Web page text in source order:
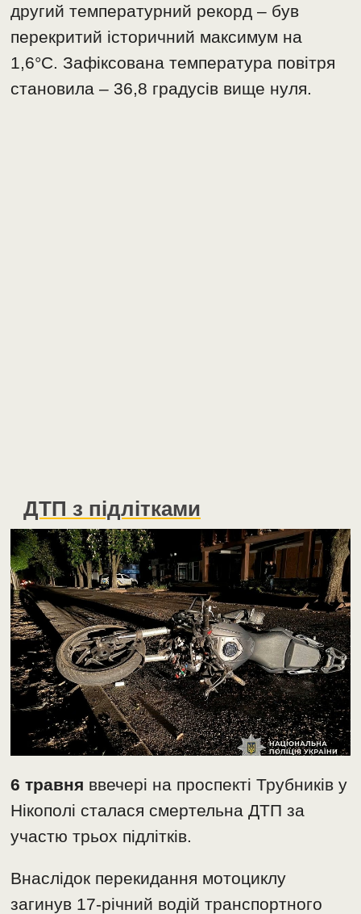
другий температурний рекорд – був
перекритий історичний максимум на
1,6°С. Зафіксована температура повітря
становила – 36,8 градусів вище нуля.
ДТП з підлітками
6 травня ввечері на проспекті Трубників у
Нікополі сталася смертельна ДТП за
участю трьох підлітків.
Внаслідок перекидання мотоциклу
загинув 17-річний водій транспортного